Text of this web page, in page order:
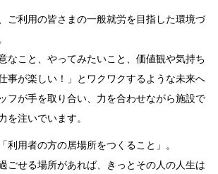
ご利用の皆さまの一般就労を目指した環境づ
なこと、やってみたいこと、価値観や気持ち
事が楽しい！」とワクワクするような未来へ
フが手を取り合い、力を合わせながら施設で
を注いでいます。
利用者の方の居場所をつくること」。
ごせる場所があれば、きっとその人の人生は